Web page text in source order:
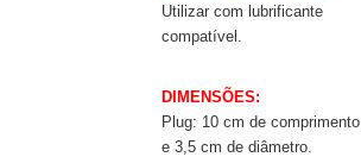
Utilizar com lubrificante
compatível.
DIMENSÕES:
Plug: 10 cm de comprimento
e 3,5 cm de diâmetro.